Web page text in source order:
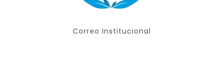
Correo Institucional